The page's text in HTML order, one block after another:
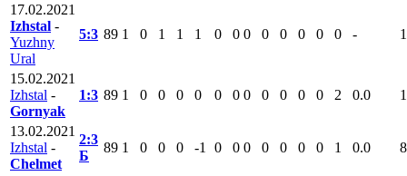
17.02.2021
Izhstal -
Yuzhny
Ural
5:3 89 1 0 1 1 1 0 0 0 0 0 0 0 0 -
15.02.2021
Izhstal -
Gornyak
1:3 89 1 0 0 0 0 0 0 0 0 0 0 0 2 0.0
13.02.2021
Izhstal -
Chelmet
2:3
Б
89 1 0 0 0 -1 0 0 0 0 0 0 0 1 0.0 8